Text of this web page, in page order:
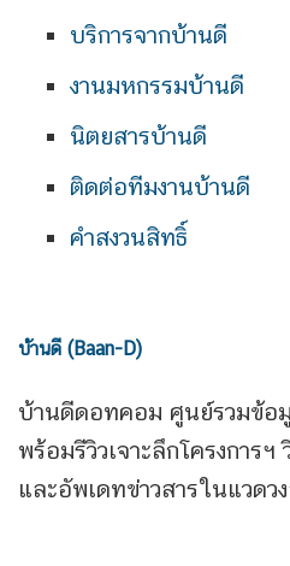
บริการจากบ้านดี
งานมหกรรมบ้านดี
นิตยสารบ้านดี
ติดต่อทีมงานบ้านดี
คำสงวนสิทธิ์
บ้านดี (Baan-D)
บ้านดีดอทคอม ศูนย์รวมข้อ
พร้อมรีวิวเจาะลึกโครงการ
และอัพเดทข่าวสารในแวดว